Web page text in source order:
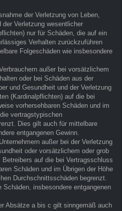
der Verletzung von Leben,
der Verletzung wesentlicher
nur für Schäden, die auf ein
Verhalten zurückzuführen
Folgeschäden wie insbesondere
außer bei vorsätzlichem
oder bei Schäden aus der
und Gesundheit und der Verletzung
(Kardinalpflichten) auf die bei
vorhersehbaren Schäden und im
vertragstypischen
Dies gilt auch für mittelbare
entgangenen Gewinn.
außer bei der Verletzung
oder vorsätzlichem oder grob
auf die bei Vertragsschluss
Schäden und im Übrigen der Höhe
Durchschnittsschäden begrenzt.
Schäden, insbesondere entgangenen
Absätze a bis c gilt sinngemäß auch